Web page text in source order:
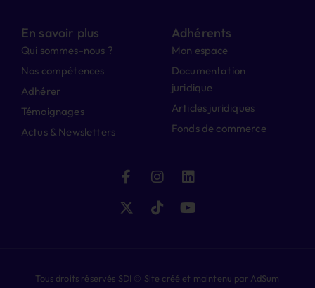
En savoir plus
Qui sommes-nous ?
Nos compétences
Adhérer
Témoignages
Actus & Newsletters
Adhérents
Mon espace
Documentation
juridique
Articles juridiques
Fonds de commerce
Tous droits réservés SDI © Site créé et maintenu par AdSum